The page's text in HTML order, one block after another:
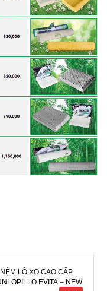
NỆM LÒ XO TÚI LIÊN Á -
COCOON GREY LUXE